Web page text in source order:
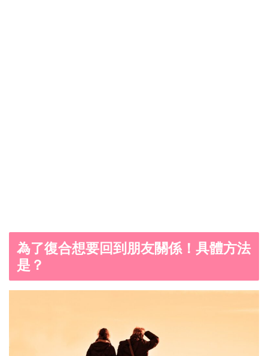
為了復合想要回到朋友關係！具體方法
是？